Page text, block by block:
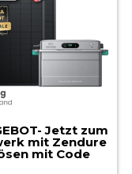
Jetzt zum
mit Zendure
mit Code